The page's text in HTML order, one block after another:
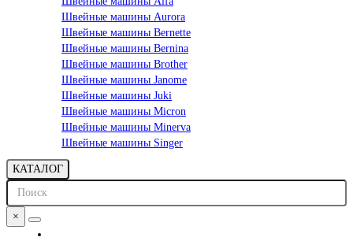
Швейные машины Aurora
Швейные машины Bernette
Швейные машины Bernina
Швейные машины Brother
Швейные машины Janome
Швейные машины Juki
Швейные машины Micron
Швейные машины Minerva
Швейные машины Singer
КАТАЛОГ
×